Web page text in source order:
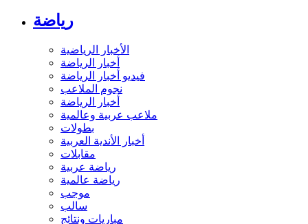
رياضة
الأخبار الرياضية
أخبار الرياضة
فيديو أخبار الرياضة
نجوم الملاعب
أخبار الرياضة
ملاعب عربية وعالمية
بطولات
أخبار الأندية العربية
مقابلات
رياضة عربية
رياضة عالمية
موجب
سالب
مباريات ونتائج